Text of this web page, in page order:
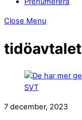
Close Menu
tidöavtalet
7 december, 2023